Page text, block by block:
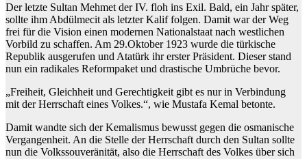
Der letzte Sultan Mehmet der IV. floh ins Exil. Bald, ein Jahr später,
sollte ihm Abdülmecit als letzter Kalif folgen. Damit war der Weg
frei für die Vision einen modernen Nationalstaat nach westlichen
Vorbild zu schaffen. Am 29.Oktober 1923 wurde die türkische
Republik ausgerufen und Atatürk ihr erster Präsident. Dieser stand
nun ein radikales Reformpaket und drastische Umbrüche bevor.
„Freiheit, Gleichheit und Gerechtigkeit gibt es nur in Verbindung
mit der Herrschaft eines Volkes.“, wie Mustafa Kemal betonte.
Damit wandte sich der Kemalismus bewusst gegen die osmanische
Vergangenheit. An die Stelle der Herrschaft durch den Sultan sollte
nun die Volkssouveränität, also die Herrschaft des Volkes über sich